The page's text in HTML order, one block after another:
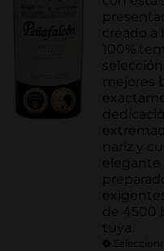
creado a
100%
mejores
nariz y
elegante
de 4500
tuya.
Seleccionar